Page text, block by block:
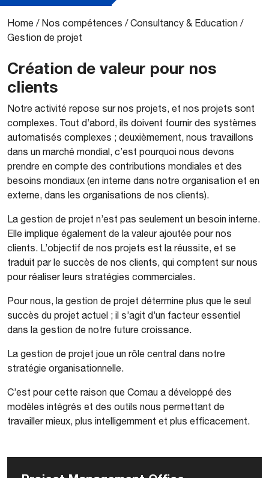
Home / Nos compétences /Consultancy & Education /
Gestion de projet
Création de valeur pour nos
clients
Notre activité repose sur nos projets, et nos projets sont
complexes. Tout d’abord, ils doivent fournir des systèmes
automatisés complexes ; deuxièmement, nous travaillons
dans un marché mondial, c’est pourquoi nous devons
prendre en compte des contributions mondiales et des
besoins mondiaux (en interne dans notre organisation et en
externe, dans les organisations de nos clients).
La gestion de projet n’est pas seulement un besoin interne.
Elle implique également de la valeur ajoutée pour nos
clients. L’objectif de nos projets est la réussite, et se
traduit par le succès de nos clients, qui comptent sur nous
pour réaliser leurs stratégies commerciales.
Pour nous, la gestion de projet détermine plus que le seul
succès du projet actuel ; il s’agit d’un facteur essentiel
dans la gestion de notre future croissance.
La gestion de projet joue un rôle central dans notre
stratégie organisationnelle.
C’est pour cette raison que Comau a développé des
modèles intégrés et des outils nous permettant de
travailler mieux, plus intelligemment et plus efficacement.